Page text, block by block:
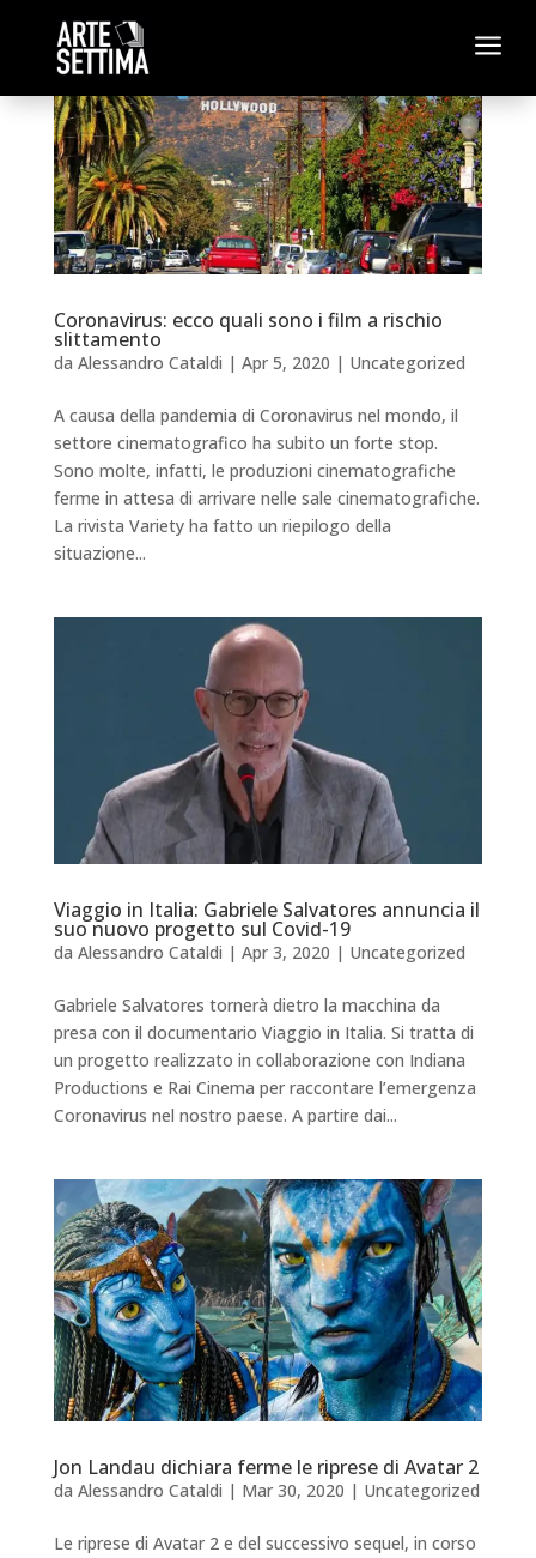
a
Coronavirus: ecco quali sono i film a rischio
slittamento
da Alessandro Cataldi | Apr 5, 2020 | Uncategorized
A causa della pandemia di Coronavirus nel mondo, il
settore cinematografico ha subito un forte stop.
Sono molte, infatti, le produzioni cinematografiche
ferme in attesa di arrivare nelle sale cinematografiche.
La rivista Variety ha fatto un riepilogo della
situazione...
Viaggio in Italia: Gabriele Salvatores annuncia il
suo nuovo progetto sul Covid-19
da Alessandro Cataldi | Apr 3, 2020 | Uncategorized
Gabriele Salvatores tornerà dietro la macchina da
presa con il documentario Viaggio in Italia. Si tratta di
un progetto realizzato in collaborazione con Indiana
Productions e Rai Cinema per raccontare l’emergenza
Coronavirus nel nostro paese. A partire dai...
Jon Landau dichiara ferme le riprese di Avatar 2
da Alessandro Cataldi | Mar 30, 2020 | Uncategorized
Le riprese di Avatar 2 e del successivo sequel, in corso